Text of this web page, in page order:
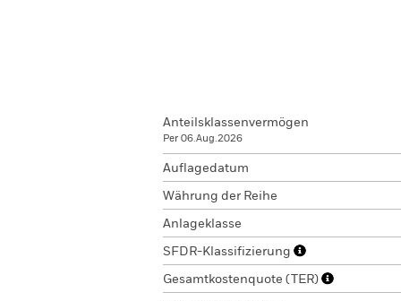
Anteilsklassenvermögen
Per 06.Aug.2026
Auflagedatum
Währung der Reihe
Anlageklasse
SFDR-Klassifizierung
Gesamtkostenquote (TER)